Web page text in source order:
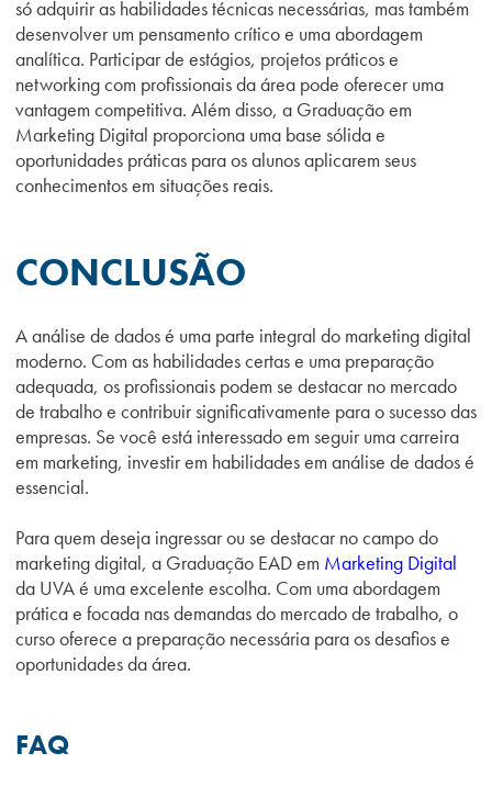
só adquirir as habilidades técnicas necessárias, mas também
desenvolver um pensamento crítico e uma abordagem
analítica. Participar de estágios, projetos práticos e
networking com profissionais da área pode oferecer uma
vantagem competitiva. Além disso, a Graduação em
Marketing Digital proporciona uma base sólida e
oportunidades práticas para os alunos aplicarem seus
conhecimentos em situações reais.
CONCLUSÃO
A análise de dados é uma parte integral do marketing digital
moderno. Com as habilidades certas e uma preparação
adequada, os profissionais podem se destacar no mercado
de trabalho e contribuir significativamente para o sucesso das
empresas. Se você está interessado em seguir uma carreira
em marketing, investir em habilidades em análise de dados é
essencial.
Para quem deseja ingressar ou se destacar no campo do
marketing digital, a Graduação EAD em Marketing Digital
da UVA é uma excelente escolha. Com uma abordagem
prática e focada nas demandas do mercado de trabalho, o
curso oferece a preparação necessária para os desafios e
oportunidades da área.
FAQ